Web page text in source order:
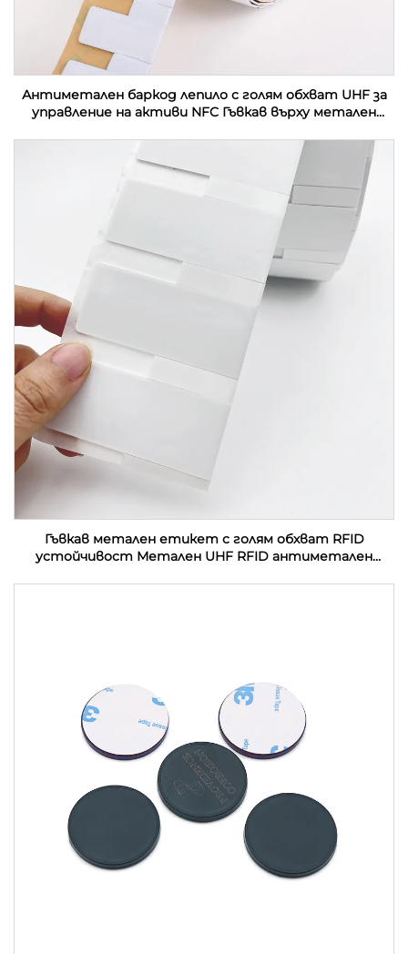
Антиметален баркод лепило с голям обхват UHF за
управление на активи NFC Гъвкав върху метален
Гъвкав метален етикет с голям обхват RFID
устойчивост Метален UHF RFID антиметален